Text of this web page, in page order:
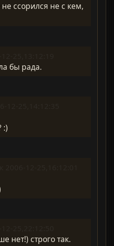
ссорился не с кем,
бы рада.
:)
нет!) строго так.